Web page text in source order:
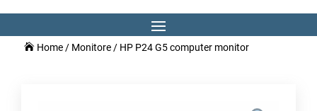
Home/ Monitore/ HP P24 G5 computer monitor